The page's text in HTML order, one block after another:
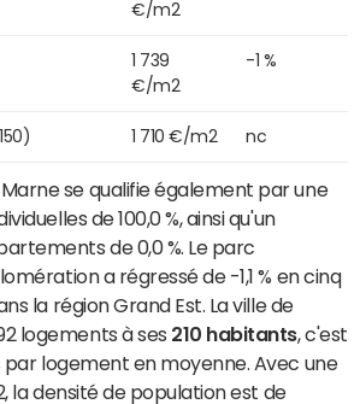
€/m2
1 739
€/m2
-1 %
1 710 €/m2 nc
se qualifie également par une
de 100,0 %, ainsi qu'un
de 0,0 %. Le parc
a régressé de -1,1 % en cinq
la région Grand Est. La ville de
logements à ses 210 habitants, c'est
par logement en moyenne. Avec une
la densité de population est de